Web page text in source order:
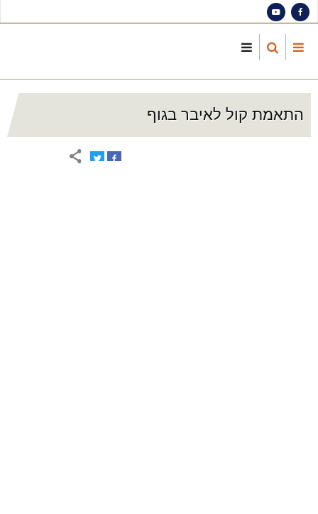
התאמת קול לאיבר בגוף